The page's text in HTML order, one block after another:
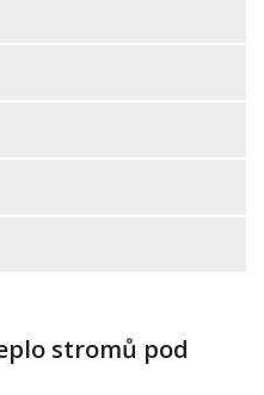
stromů pod